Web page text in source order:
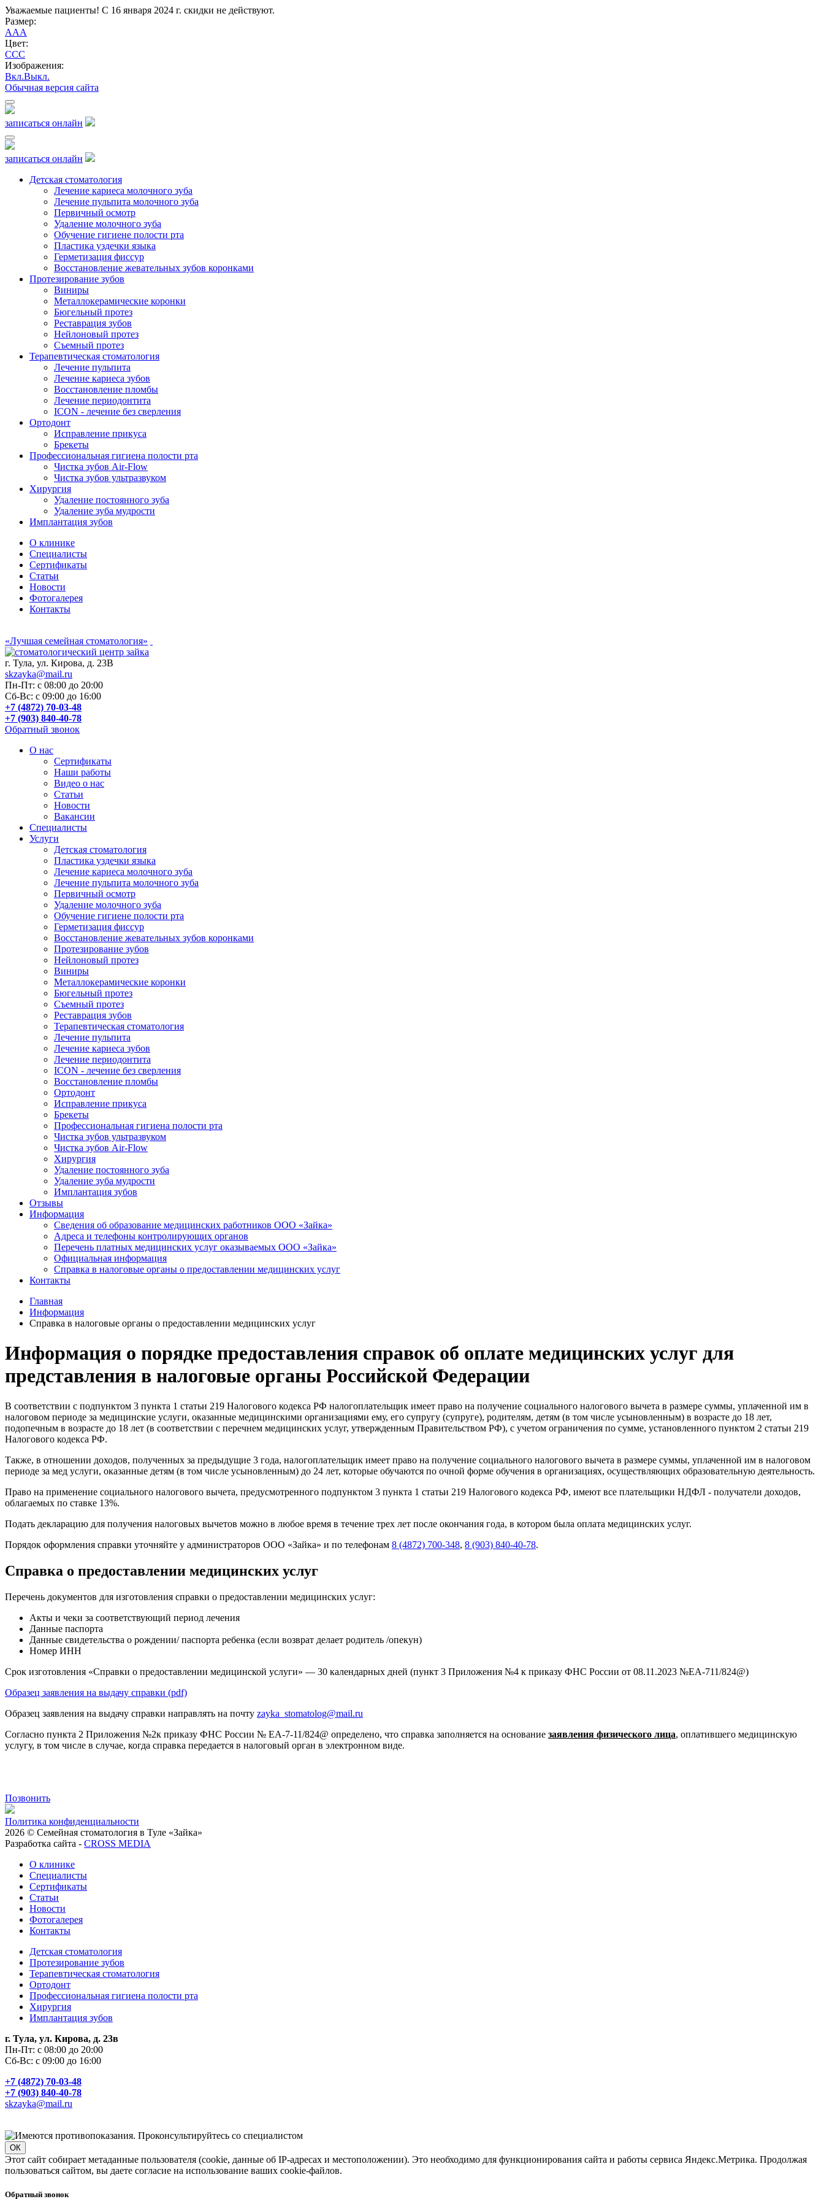
Уважаемые пациенты! С 16 января 2024 г. скидки не действуют.
Размер:
AAA
Цвет:
CCC
Изображения:
Вкл.Выкл.
Обычная версия сайта
записаться онлайн
записаться онлайн
Детская стоматология
Лечение кариеса молочного зуба
Лечение пульпита молочного зуба
Первичный осмотр
Удаление молочного зуба
Обучение гигиене полости рта
Пластика уздечки языка
Герметизация фиссур
Восстановление жевательных зубов коронками
Протезирование зубов
Виниры
Металлокерамические коронки
Бюгельный протез
Реставрация зубов
Нейлоновый протез
Съемный протез
Терапевтическая стоматология
Лечение пульпита
Лечение кариеса зубов
Восстановление пломбы
Лечение периодонтита
ICON - лечение без сверления
Ортодонт
Исправление прикуса
Брекеты
Профессиональная гигиена полости рта
Чистка зубов Air-Flow
Чистка зубов ультразвуком
Хирургия
Удаление постоянного зуба
Удаление зуба мудрости
Имплантация зубов
О клинике
Специалисты
Сертификаты
Статьи
Новости
Фотогалерея
Контакты
«Лучшая семейная стоматология»
г. Тула, ул. Кирова, д. 23В
skzayka@mail.ru
Пн-Пт: с 08:00 до 20:00
Сб-Вс: с 09:00 до 16:00
+7 (4872) 70-03-48
+7 (903) 840-40-78
Обратный звонок
О нас
Сертификаты
Наши работы
Видео о нас
Статьи
Новости
Вакансии
Специалисты
Услуги
Детская стоматология
Пластика уздечки языка
Лечение кариеса молочного зуба
Лечение пульпита молочного зуба
Первичный осмотр
Удаление молочного зуба
Обучение гигиене полости рта
Герметизация фиссур
Восстановление жевательных зубов коронками
Протезирование зубов
Нейлоновый протез
Виниры
Металлокерамические коронки
Бюгельный протез
Съемный протез
Реставрация зубов
Терапевтическая стоматология
Лечение пульпита
Лечение кариеса зубов
Лечение периодонтита
ICON - лечение без сверления
Восстановление пломбы
Ортодонт
Исправление прикуса
Брекеты
Профессиональная гигиена полости рта
Чистка зубов ультразвуком
Чистка зубов Air-Flow
Хирургия
Удаление постоянного зуба
Удаление зуба мудрости
Имплантация зубов
Отзывы
Информация
Сведения об образование медицинских работников ООО «Зайка»
Адреса и телефоны контролирующих органов
Перечень платных медицинских услуг оказываемых ООО «Зайка»
Официальная информация
Справка в налоговые органы о предоставлении медицинских услуг
Контакты
Главная
Информация
Справка в налоговые органы о предоставлении медицинских услуг
Информация о порядке предоставления справок об оплате медицинских услуг для
представления в налоговые органы Российской Федерации
В соответствии с подпунктом 3 пункта 1 статьи 219 Налогового кодекса РФ налогоплательщик имеет право на получение социального налогового вычета в размере суммы, уплаченной им в
налоговом периоде за медицинские услуги, оказанные медицинскими организациями ему, его супругу (супруге), родителям, детям (в том числе усыновленным) в возрасте до 18 лет,
подопечным в возрасте до 18 лет (в соответствии с перечнем медицинских услуг, утвержденным Правительством РФ), с учетом ограничения по сумме, установленного пунктом 2 статьи 219
Налогового кодекса РФ.
Также, в отношении доходов, полученных за предыдущие 3 года, налогоплательщик имеет право на получение социального налогового вычета в размере суммы, уплаченной им в налоговом
периоде за мед услуги, оказанные детям (в том числе усыновленным) до 24 лет, которые обучаются по очной форме обучения в организациях, осуществляющих образовательную деятельность.
Право на применение социального налогового вычета, предусмотренного подпунктом 3 пункта 1 статьи 219 Налогового кодекса РФ, имеют все плательщики НДФЛ - получатели доходов,
облагаемых по ставке 13%.
Подать декларацию для получения налоговых вычетов можно в любое время в течение трех лет после окончания года, в котором была оплата медицинских услуг.
Порядок оформления справки уточняйте у администраторов ООО «Зайка» и по телефонам 8 (4872) 700-348, 8 (903) 840-40-78.
Справка о предоставлении медицинских услуг
Перечень документов для изготовления справки о предоставлении медицинских услуг:
Акты и чеки за соответствующий период лечения
Данные паспорта
Данные свидетельства о рождении/ паспорта ребенка (если возврат делает родитель /опекун)
Номер ИНН
Срок изготовления «Справки о предоставлении медицинской услуги» — 30 календарных дней (пункт 3 Приложения №4 к приказу ФНС России от 08.11.2023 №ЕА-711/824@)
Образец заявления на выдачу справки (pdf)
Образец заявления на выдачу справки направлять на почту zayka_stomatolog@mail.ru
Согласно пункта 2 Приложения №2к приказу ФНС России № EA-7-11/824@ определено, что справка заполняется на основание заявления физического лица, оплатившего медицинскую
услугу, в том числе в случае, когда справка передается в налоговый орган в электронном виде.
Позвонить
Политика конфиденциальности
2026 © Семейная стоматология в Туле «Зайка»
Разработка сайта - CROSS MEDIA
О клинике
Специалисты
Сертификаты
Статьи
Новости
Фотогалерея
Контакты
Детская стоматология
Протезирование зубов
Терапевтическая стоматология
Ортодонт
Профессиональная гигиена полости рта
Хирургия
Имплантация зубов
г. Тула, ул. Кирова, д. 23в
Пн-Пт: с 08:00 до 20:00
Сб-Вс: с 09:00 до 16:00
+7 (4872) 70-03-48
+7 (903) 840-40-78
skzayka@mail.ru
ОК
Этот сайт собирает метаданные пользователя (cookie, данные об IP-адресах и местоположении). Это необходимо для функционирования сайта и работы сервиса Яндекс.Метрика. Продолжая
пользоваться сайтом, вы даете согласие на использование ваших cookie-файлов.
Обратный звонок